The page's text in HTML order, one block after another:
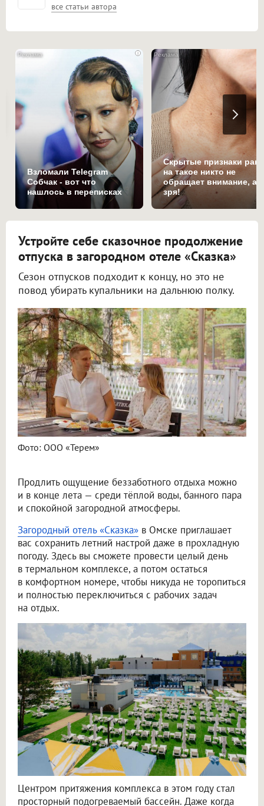
все статьи автора
i
Взломали Telegram
Собчак - вот что
нашлось в переписках
Скрытые признаки
на такое никто не
обращает внимание, а
зря!
Устройте себе сказочное продолжение
отпуска в загородном отеле «Сказка»
Сезон отпусков подходит к концу, но это не
повод убирать купальники на дальнюю полку.
Фото: ООО «Терем»
Продлить ощущение беззаботного отдыха можно
и в конце лета — среди тёплой воды, банного пара
и спокойной загородной атмосферы.
Загородный отель «Сказка» в Омске приглашает
вас сохранить летний настрой даже в прохладную
погоду. Здесь вы сможете провести целый день
в термальном комплексе, а потом остаться
в комфортном номере, чтобы никуда не торопиться
и полностью переключиться с рабочих задач
на отдых.
Центром притяжения комплекса в этом году стал
просторный подогреваемый бассейн. Даже когда